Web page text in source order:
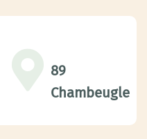
89
Chambeugle